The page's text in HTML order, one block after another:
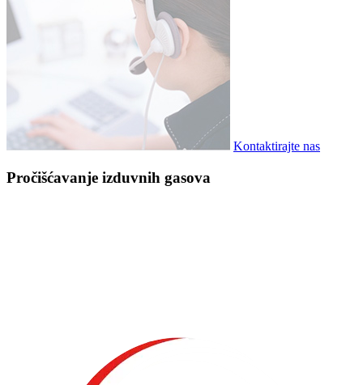
Kontaktirajte nas
Pročišćavanje izduvnih gasova